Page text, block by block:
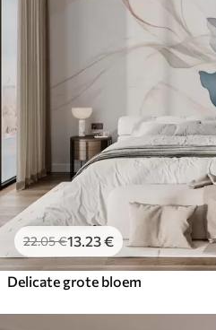
22.05€13 .23€
Delicate grote bloem